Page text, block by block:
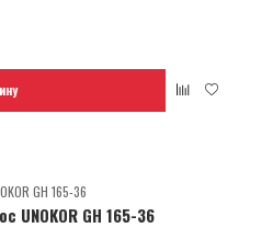
UNOKOR GH 165-36